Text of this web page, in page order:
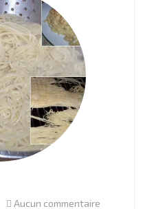
Aucun commentaire